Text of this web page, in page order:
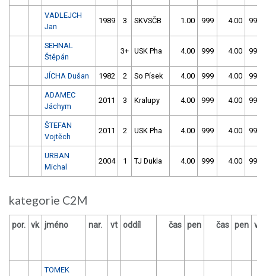
VADLEJCH
Jan
1989 3 SKVSČB 1.00 999 4.00 999
SEHNAL
Štěpán
3+ USK Pha 4.00 999 4.00 999
JÍCHA Dušan 1982 2 So Písek 4.00 999 4.00 999
ADAMEC
Jáchym
2011 3 Kralupy 4.00 999 4.00 999
ŠTEFAN
Vojtěch
2011 2 USK Pha 4.00 999 4.00 999
URBAN
Michal
2004 1 TJ Dukla 4.00 999 4.00 999
kategorie C2M
por. vk jméno nar. vt oddíl čas pen čas pen
TOMEK